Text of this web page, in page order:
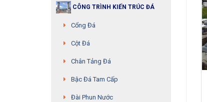
CÔNG TRÌNH KIẾN TRÚC ĐÁ
Cổng Đá
Cột Đá
Chân Tảng Đá
Bậc Đá Tam Cấp
Đài Phun Nước
đá công giáo – MS:22 Mộ đá công giáo – MS:30